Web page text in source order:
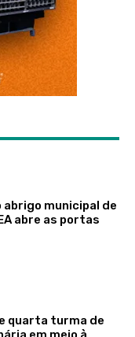
abrigo municipal de
abre as portas
quarta turma de